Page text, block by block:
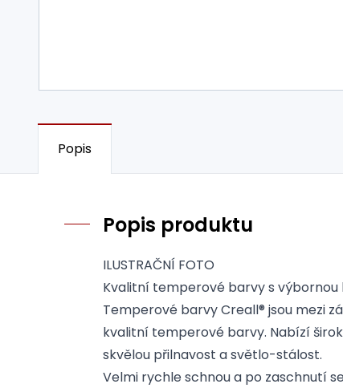
Popis
Popis produktu
ILUSTRAČNÍ FOTO
Kvalitní temperové barvy s výbornou
Temperové barvy Creall® jsou mezi
kvalitní temperové barvy. Nabízí
skvělou přilnavost a světlo-stálost.
Velmi rychle schnou a po zaschnutí